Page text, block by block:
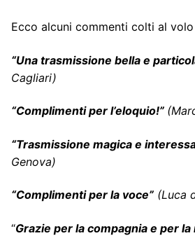
Ecco alcuni commenti colti al
“Una trasmissione bella e
Cagliari)
“Complimenti per l’eloquio!”
“Trasmissione magica e
Genova)
“Complimenti per la voce” (Luca
“Grazie per la compagnia e per